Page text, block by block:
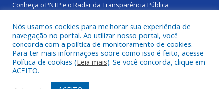
Conheça o PNTP e o Radar da Transparência Pública
Todos os direitos reservados a Câmara Municipal de Cachoeira
do Piriá.
Nós usamos cookies para melhorar sua experiência de
navegação no portal. Ao utilizar nosso portal, você
concorda com a política de monitoramento de cookies.
Para ter mais informações sobre como isso é feito, acesse
Política de cookies (Leia mais). Se você concorda, clique em
ACEITO.